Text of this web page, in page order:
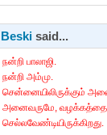
Beskisaid...
நன்றி பாலாஜி.
நன்றி அம்மு.
சென்னையிலிருக்கும்
அனைவருமே, வழக்கத்தை
செல்லவேண்டியிருக்கிறது.